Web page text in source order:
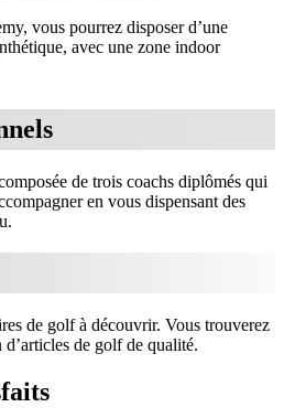
vous pourrez disposer d’une
avec une zone indoor
de trois coachs diplômés qui
en vous dispensant des
de golf à découvrir. Vous trouverez
de golf de qualité.